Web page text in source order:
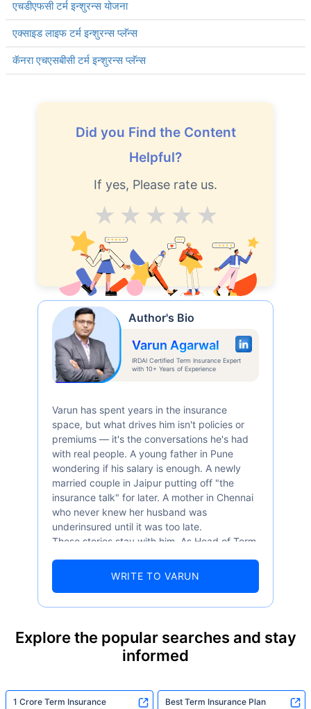
एचडीएफसी टर्म इन्शुरन्स योजना
एक्साइड लाइफ टर्म इन्शुरन्स प्लॅन्स
कॅनरा एचएसबीसी टर्म इन्शुरन्स प्लॅन्स
Did you Find the Content
Helpful?
If yes, Please rate us.
Excellent
V.Good
Good
Average
Author's Bio
Varun Agarwal
IRDAI Certified Term Insurance Expert
with 10+ Years of Experience
Varun has spent years in the insurance
space, but what drives him isn't policies or
premiums — it's the conversations he's had
with real people. A young father in Pune
wondering if his salary is enough. A newly
married couple in Jaipur putting off "the
insurance talk" for later. A mother in Chennai
who never knew her husband was
underinsured until it was too late.
These stories stay with him. As Head of Term
numbers well — 52.4% of Indians are aware
statistic, he sees a family that just needed
someone to sit with them, explain it simply,
built to do. In his words, "Most people aren't
WRITE TO VARUN
Explore the popular searches and stay
informed
1 Crore Term Insurance Best Term Insurance Plan